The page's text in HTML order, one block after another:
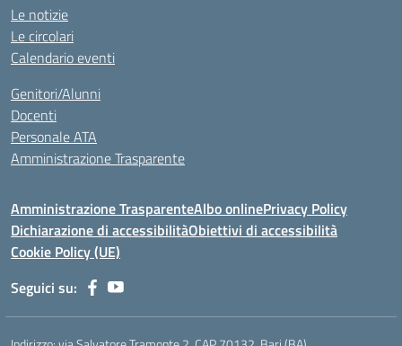
Le notizie
Le circolari
Calendario eventi
Genitori/Alunni
Docenti
Personale ATA
Amministrazione Trasparente
Amministrazione TrasparenteAlbo onlinePrivacy Policy
Dichiarazione di accessibilitàObiettivi di accessibilità
Cookie Policy (UE)
Seguici su: